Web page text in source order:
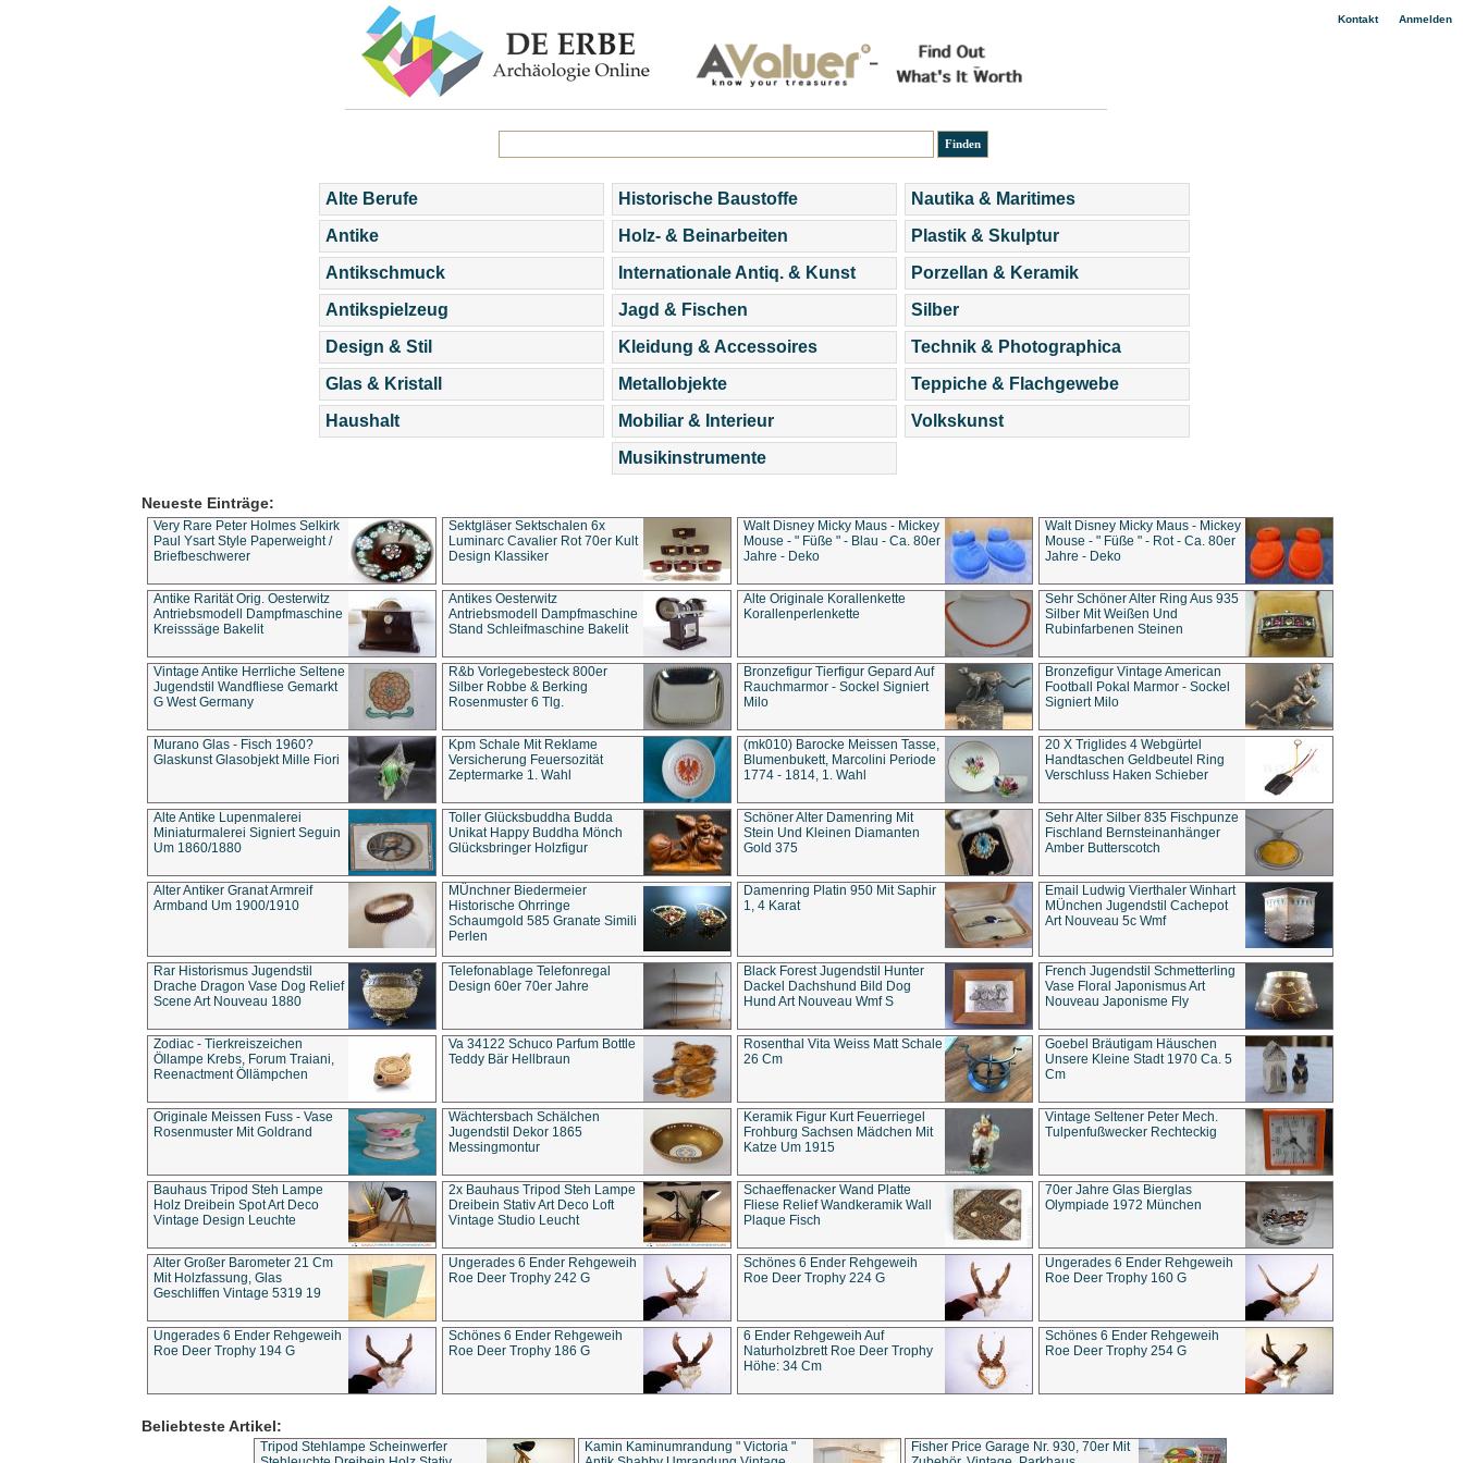
Kontakt| Anmelden
Alte Berufe
Antike
Antikschmuck
Antikspielzeug
Design & Stil
Glas & Kristall
Haushalt
Historische Baustoffe
Holz- & Beinarbeiten
Internationale Antiq. & Kunst
Jagd & Fischen
Kleidung & Accessoires
Metallobjekte
Mobiliar & Interieur
Musikinstrumente
Nautika & Maritimes
Plastik & Skulptur
Porzellan & Keramik
Silber
Technik & Photographica
Teppiche & Flachgewebe
Volkskunst
Neueste Einträge:
Very Rare Peter Holmes Selkirk
Paul Ysart Style Paperweight /
Briefbeschwerer
Sektgläser Sektschalen 6x
Luminarc Cavalier Rot 70er Kult
Design Klassiker
Walt Disney Micky Maus - Mickey
Mouse - " Füße " - Blau - Ca. 80er
Jahre - Deko
Walt Disney Micky Maus - Mickey
Mouse - " Füße " - Rot - Ca. 80er
Jahre - Deko
Antike Rarität Orig. Oesterwitz
Antriebsmodell Dampfmaschine
Kreisssäge Bakelit
Antikes Oesterwitz
Antriebsmodell Dampfmaschine
Stand Schleifmaschine Bakelit
Alte Originale Korallenkette
Korallenperlenkette
Sehr Schöner Alter Ring Aus 935
Silber Mit Weißen Und
Rubinfarbenen Steinen
Vintage Antike Herrliche Seltene
Jugendstil Wandfliese Gemarkt
G West Germany
R&b Vorlegebesteck 800er
Silber Robbe & Berking
Rosenmuster 6 Tlg.
Bronzefigur Tierfigur Gepard Auf
Rauchmarmor - Sockel Signiert
Milo
Bronzefigur Vintage American
Football Pokal Marmor - Sockel
Signiert Milo
Murano Glas - Fisch 1960?
Glaskunst Glasobjekt Mille Fiori
Kpm Schale Mit Reklame
Versicherung Feuersozität
Zeptermarke 1. Wahl
(mk010) Barocke Meissen Tasse,
Blumenbukett, Marcolini Periode
1774 - 1814, 1. Wahl
20 X Triglides 4 Webgürtel
Handtaschen Geldbeutel Ring
Verschluss Haken Schieber
Alte Antike Lupenmalerei
Miniaturmalerei Signiert Seguin
Um 1860/1880
Toller Glücksbuddha Budda
Unikat Happy Buddha Mönch
Glücksbringer Holzfigur
Schöner Alter Damenring Mit
Stein Und Kleinen Diamanten
Gold 375
Sehr Alter Silber 835 Fischpunze
Fischland Bernsteinanhänger
Amber Butterscotch
Alter Antiker Granat Armreif
Armband Um 1900/1910
MÜnchner Biedermeier
Historische Ohrringe
Schaumgold 585 Granate Simili
Perlen
Damenring Platin 950 Mit Saphir
1, 4 Karat
Email Ludwig Vierthaler Winhart
MÜnchen Jugendstil Cachepot
Art Nouveau 5c Wmf
Rar Historismus Jugendstil
Drache Dragon Vase Dog Relief
Scene Art Nouveau 1880
Telefonablage Telefonregal
Design 60er 70er Jahre
Black Forest Jugendstil Hunter
Dackel Dachshund Bild Dog
Hund Art Nouveau Wmf S
French Jugendstil Schmetterling
Vase Floral Japonismus Art
Nouveau Japonisme Fly
Zodiac - Tierkreiszeichen
Öllampe Krebs, Forum Traiani,
Reenactment Öllämpchen
Va 34122 Schuco Parfum Bottle
Teddy Bär Hellbraun
Rosenthal Vita Weiss Matt Schale
26 Cm
Goebel Bräutigam Häuschen
Unsere Kleine Stadt 1970 Ca. 5
Cm
Originale Meissen Fuss - Vase
Rosenmuster Mit Goldrand
Wächtersbach Schälchen
Jugendstil Dekor 1865
Messingmontur
Keramik Figur Kurt Feuerriegel
Frohburg Sachsen Mädchen Mit
Katze Um 1915
Vintage Seltener Peter Mech.
Tulpenfußwecker Rechteckig
Bauhaus Tripod Steh Lampe
Holz Dreibein Spot Art Deco
Vintage Design Leuchte
2x Bauhaus Tripod Steh Lampe
Dreibein Stativ Art Deco Loft
Vintage Studio Leucht
Schaeffenacker Wand Platte
Fliese Relief Wandkeramik Wall
Plaque Fisch
70er Jahre Glas Bierglas
Olympiade 1972 München
Alter Großer Barometer 21 Cm
Mit Holzfassung, Glas
Geschliffen Vintage 5319 19
Ungerades 6 Ender Rehgeweih
Roe Deer Trophy 242 G
Schönes 6 Ender Rehgeweih
Roe Deer Trophy 224 G
Ungerades 6 Ender Rehgeweih
Roe Deer Trophy 160 G
Ungerades 6 Ender Rehgeweih
Roe Deer Trophy 194 G
Schönes 6 Ender Rehgeweih
Roe Deer Trophy 186 G
6 Ender Rehgeweih Auf
Naturholzbrett Roe Deer Trophy
Höhe: 34 Cm
Schönes 6 Ender Rehgeweih
Roe Deer Trophy 254 G
Beliebteste Artikel:
Tripod Stehlampe Scheinwerfer
Kamin Kaminumrandung " Victoria "
Fisher Price Garage Nr. 930, 70er Mit